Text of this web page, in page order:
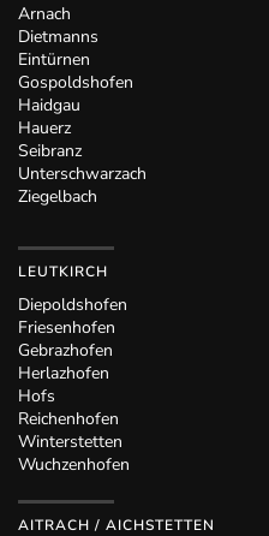
Arnach
Dietmanns
Eintürnen
Gospoldshofen
Haidgau
Hauerz
Seibranz
Unterschwarzach
Ziegelbach
LEUTKIRCH
Diepoldshofen
Friesenhofen
Gebrazhofen
Herlazhofen
Hofs
Reichenhofen
Winterstetten
Wuchzenhofen
AITRACH / AICHSTETTEN